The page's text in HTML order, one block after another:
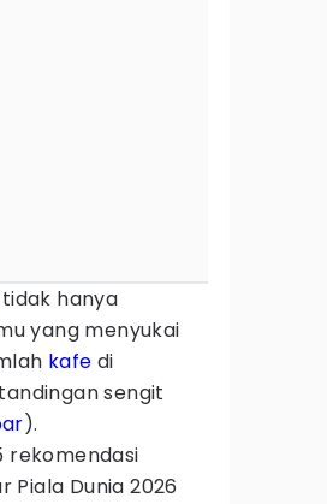
tidak hanya
yang menyukai
kafe di
sengit
).
rekomendasi
Dunia 2026